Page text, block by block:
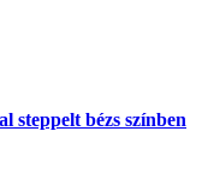
steppelt bézs színben